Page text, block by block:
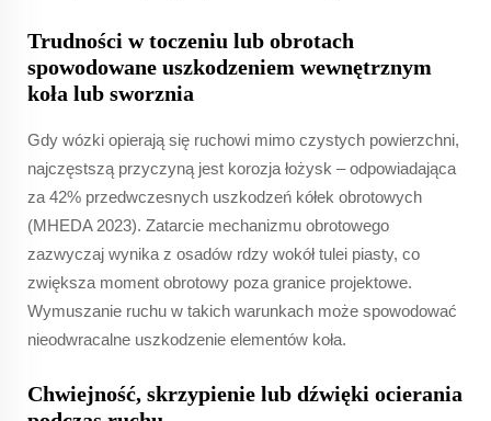
Trudności w toczeniu lub obrotach
spowodowane uszkodzeniem wewnętrznym
koła lub sworznia
Gdy wózki opierają się ruchowi mimo czystych powierzchni,
najczęstszą przyczyną jest korozja łożysk – odpowiadająca
za 42% przedwczesnych uszkodzeń kółek obrotowych
(MHEDA 2023). Zatarcie mechanizmu obrotowego
zazwyczaj wynika z osadów rdzy wokół tulei piasty, co
zwiększa moment obrotowy poza granice projektowe.
Wymuszanie ruchu w takich warunkach może spowodować
nieodwracalne uszkodzenie elementów koła.
Chwiejność, skrzypienie lub dźwięki ocierania